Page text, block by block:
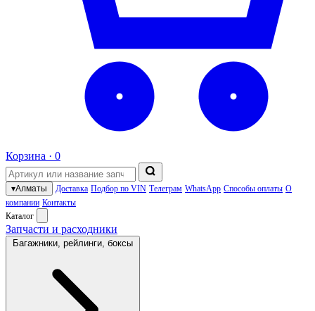
Корзина · 0
▾Алматы Доставка Подбор по VIN Телеграм WhatsApp Способы оплаты О
компании Контакты
Каталог
Запчасти и расходники
Багажники, рейлинги, боксы